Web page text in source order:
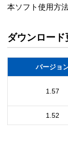
本ソフト使用方
ダウンロード
バージョ
1.57
1.52